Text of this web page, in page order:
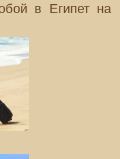
в Египет на